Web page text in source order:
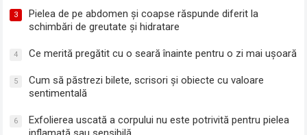
3
Pielea de pe abdomen și coapse răspunde diferit la
schimbări de greutate și hidratare
4 Ce merită pregătit cu o seară înainte pentru o zi mai ușoară
5
Cum să păstrezi bilete, scrisori și obiecte cu valoare
sentimentală
6
Exfolierea uscată a corpului nu este potrivită pentru pielea